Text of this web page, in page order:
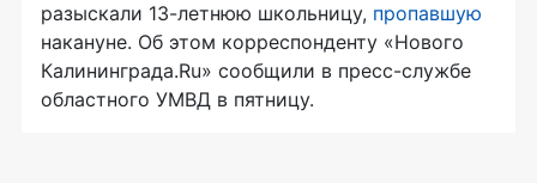
разыскали 13-летнюю школьницу, пропавшую
накануне. Об этом корреспонденту «Нового
Калининграда.Ru» сообщили в пресс-службе
областного УМВД в пятницу.